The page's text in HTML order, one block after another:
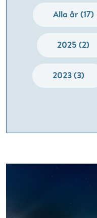
Alla år (17)
2025 (2)
2023 (3)